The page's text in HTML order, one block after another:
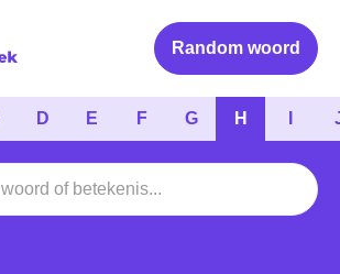
Logo Straattaal Woordenboek
Random woord
D E F G H